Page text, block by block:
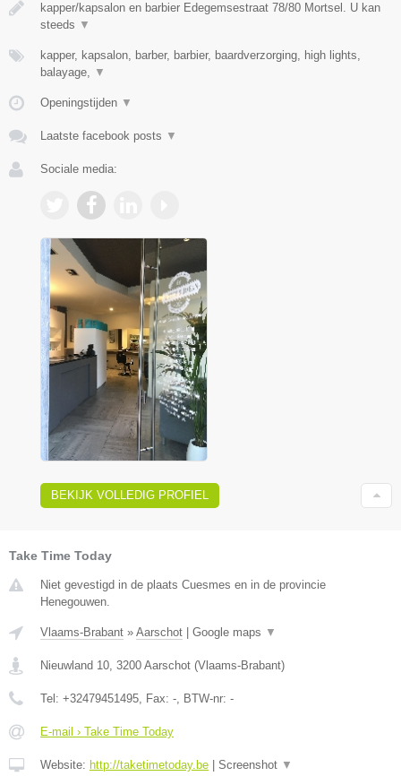
kapper/kapsalon en barbier Edegemsestraat 78/80 Mortsel. U kan
steeds ▼
kapper, kapsalon, barber, barbier, baardverzorging, high lights,
balayage, ▼
Openingstijden ▼
Laatste facebook posts ▼
Sociale media:
BEKIJK VOLLEDIG PROFIEL
Take Time Today
Niet gevestigd in de plaats Cuesmes en in de provincie
Henegouwen.
Vlaams-Brabant » Aarschot | Google maps ▼
Nieuwland 10 3200 Aarschot (Vlaams-Brabant)
Tel: +32479451495 , Fax: - , BTW-nr: -
E-mail › Take Time Today
Website: http://taketimetoday.be | Screenshot ▼